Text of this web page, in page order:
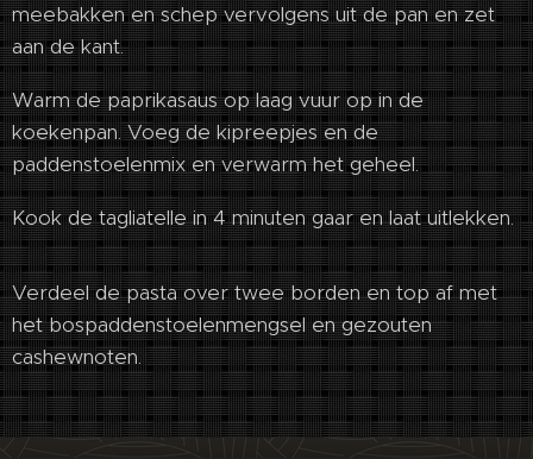
meebakken en schep vervolgens uit de pan en zet
aan de kant.
Warm de paprikasaus op laag vuur op in de
koekenpan. Voeg de kipreepjes en de
paddenstoelenmix en verwarm het geheel.
Kook de tagliatelle in 4 minuten gaar en laat uitlekken.
Verdeel de pasta over twee borden en top af met
het bospaddenstoelenmengsel en gezouten
cashewnoten.